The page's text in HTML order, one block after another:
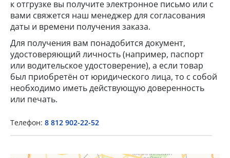
к отгрузке вы получите электронное письмо или с
вами свяжется наш менеджер для согласования
даты и времени получения заказа.
Для получения вам понадобится документ,
удостоверяющий личность (например, паспорт
или водительское удостоверение), а если товар
был приобретён от юридического лица, то с собой
необходимо иметь действующую доверенность
или печать.
Телефон: 8 812 902-22-52
Popup Title
×